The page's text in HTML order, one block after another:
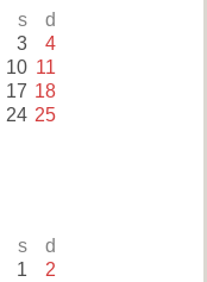
s d
3 4
10 11
17 18
24 25
s d
1 2